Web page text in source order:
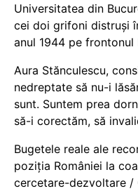
Universitatea din
cei doi grifoni distruși
anul 1944 pe
Aura Stănculescu,
nedreptate să nu-i
sunt. Suntem prea
să-i corectăm, să
Bugetele reale ale
poziția României la
cercetare-dezvoltare /